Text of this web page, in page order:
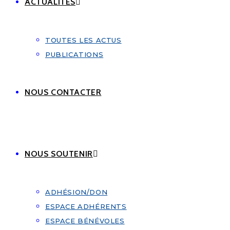
TOUTES LES ACTUS
PUBLICATIONS
NOUS CONTACTER
NOUS SOUTENIR
ADHÉSION/DON
ESPACE ADHÉRENTS
ESPACE BÉNÉVOLES